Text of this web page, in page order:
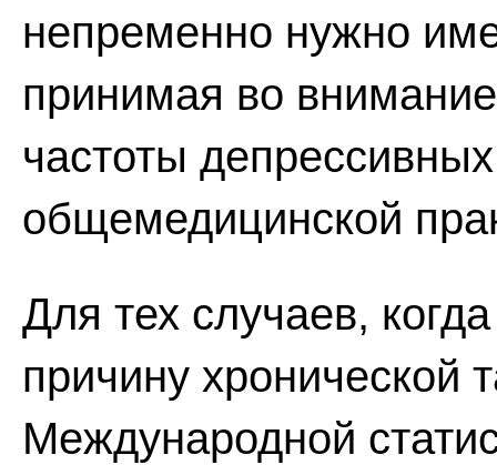
непременно нужно
принимая во
частоты
общемедицинской
Для тех случаев,
причину хронической
Международной